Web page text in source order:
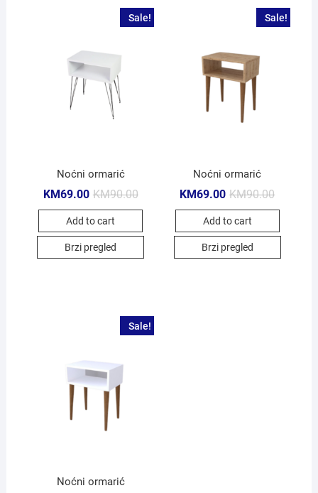
Sale!
Noćni ormarić
KM90.00
KM69.00
Add to cart
Brzi pregled
Sale!
Noćni ormarić
KM90.00
KM69.00
Add to cart
Brzi pregled
Sale!
Noćni ormarić